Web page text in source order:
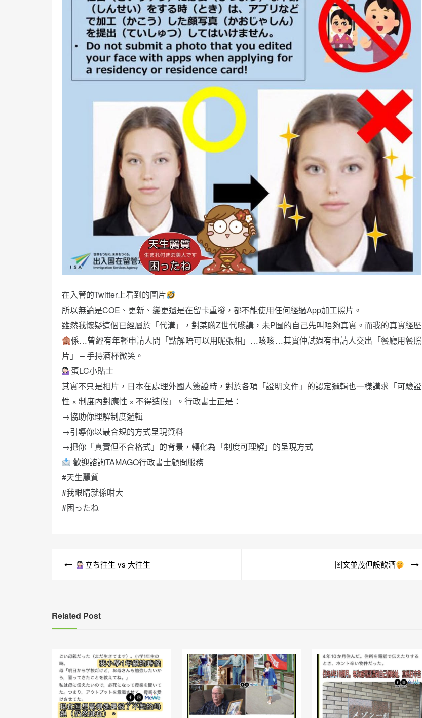
在入管的Twitter上看到的圖片
所以無論是COE、更新、變更還是在留卡重發，都不能使用任何經過App加工照片。
雖然我懷疑這個已經屬於「代溝」，對某啲Z世代嚟講，未P圖的自己先叫唔夠真實。而我的真實經歷
係…曾經有年輕申請人問「點解唔可以用呢張相」…咳咳…其實仲試過有申請人交出「餐廳用餐照
片」 – 手持酒杯微笑。
蛋LC小貼士
其實不只是相片，日本在處理外國人簽證時，對於各項「證明文件」的認定邏輯也一樣講求「可驗證
性 × 制度內對應性 × 不得造假」。行政書士正是：
→協助你理解制度邏輯
→引導你以最合規的方式呈現資料
→把你「真實但不合格式」的背景，轉化為「制度可理解」的呈現方式
歡迎諮詢TAMAGO行政書士顧問服務
#天生麗質
#我眼睛就係咁大
#困ったね
立ち往生 vs 大往生 圖文並茂但誤飲酒
Related Post